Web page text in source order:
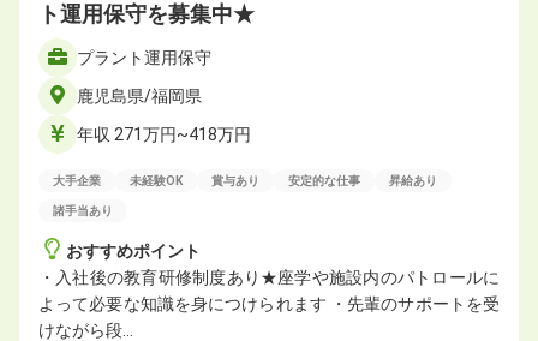
ト運用保守を募集中★
プラント運用保守
鹿児島県/福岡県
年収 271万円~418万円
大手企業 未経験OK 賞与あり 安定的な仕事 昇給あり
諸手当あり
おすすめポイント
・入社後の教育研修制度あり★座学や施設内のパトロールに
よって必要な知識を身につけられます ・先輩のサポートを受
けながら段…